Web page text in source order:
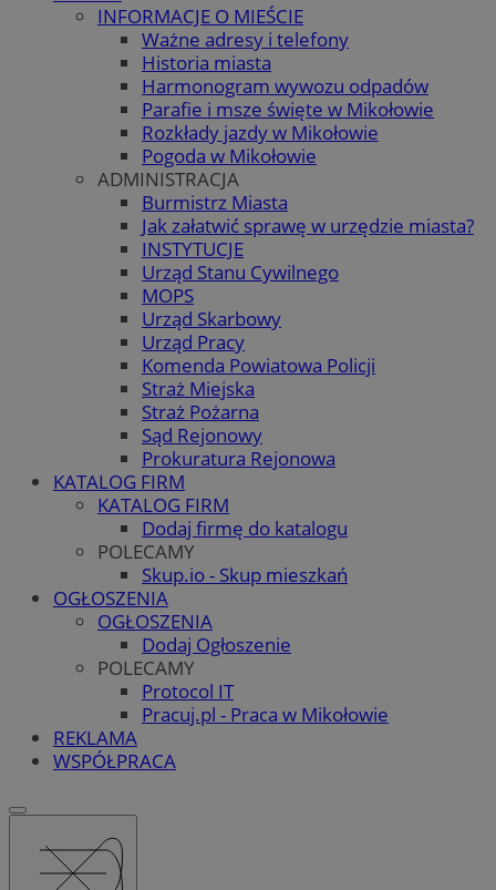
INFORMACJE O MIEŚCIE
Ważne adresy i telefony
Historia miasta
Harmonogram wywozu odpadów
Parafie i msze święte w Mikołowie
Rozkłady jazdy w Mikołowie
Pogoda w Mikołowie
ADMINISTRACJA
Burmistrz Miasta
Jak załatwić sprawę w urzędzie miasta?
INSTYTUCJE
Urząd Stanu Cywilnego
MOPS
Urząd Skarbowy
Urząd Pracy
Komenda Powiatowa Policji
Straż Miejska
Straż Pożarna
Sąd Rejonowy
Prokuratura Rejonowa
KATALOG FIRM
KATALOG FIRM
Dodaj firmę do katalogu
POLECAMY
Skup.io - Skup mieszkań
OGŁOSZENIA
OGŁOSZENIA
Dodaj Ogłoszenie
POLECAMY
Protocol IT
Pracuj.pl - Praca w Mikołowie
REKLAMA
WSPÓŁPRACA